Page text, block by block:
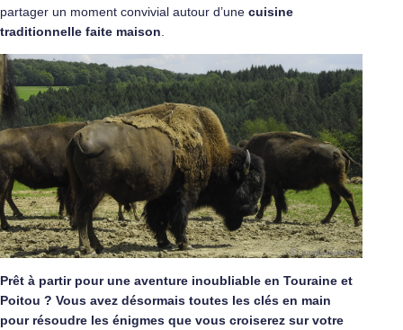
partager un moment convivial autour d’une cuisine
traditionnelle faite maison
Prêt à partir pour une aventure inoubliable en Touraine et
Poitou ? Vous avez désormais toutes les clés en main
pour résoudre les énigmes que vous croiserez sur votre